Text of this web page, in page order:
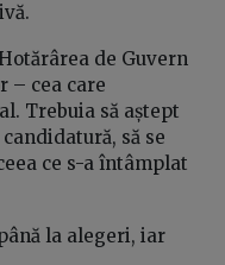
de Guvern
– cea care
Trebuia să aștept
să se
ce s-a întâmplat
la alegeri, iar